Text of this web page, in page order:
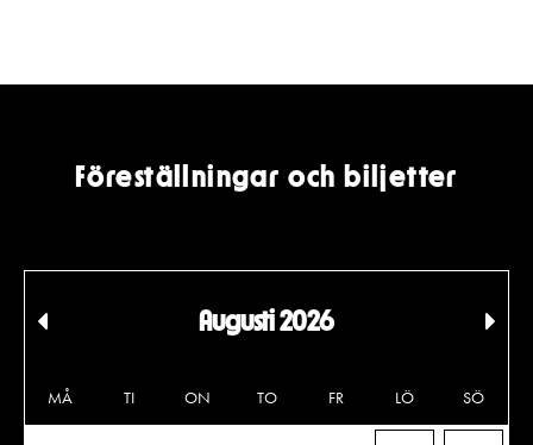
Föreställningar och biljetter
Tidigare
Augusti 2026
MÅ TI ON TO FR LÖ SÖ